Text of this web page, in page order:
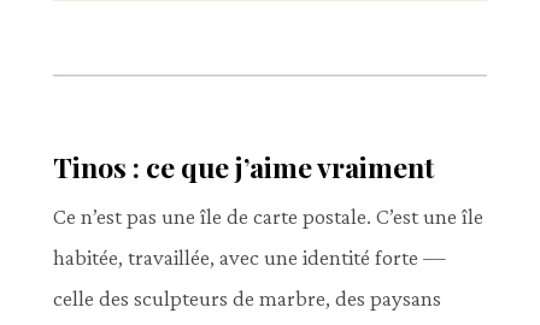
Tinos : ce que j’aime vraiment
Ce n’est pas une île de carte postale. C’est une île
habitée, travaillée, avec une identité forte —
celle des sculpteurs de marbre, des paysans